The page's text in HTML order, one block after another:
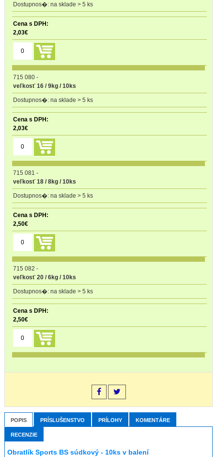
na sklade > 5 ks
2,03€
715 080-
veľkosť 16 / 9kg / 10ks
na sklade > 5 ks
2,03€
715 081 -
veľkosť 18 / 8kg / 10ks
na sklade > 5 ks
2,50€
715 082 -
veľkosť 20 / 6kg / 10ks
na sklade > 5 ks
2,50€
POPIS PRÍSLUŠENSTVO PRÍLOHY KOMENTÁRE
RECENZIE
Obratlík Sports BS súdkový - 10ks v balení